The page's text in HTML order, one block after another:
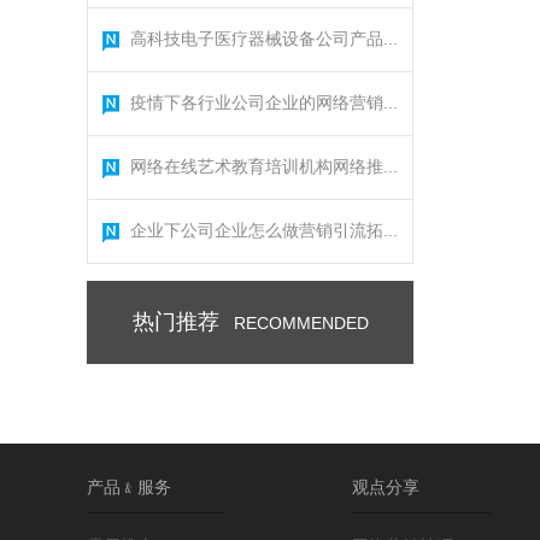
高科技电子医疗器械设备公司产品...
疫情下各行业公司企业的网络营销...
网络在线艺术教育培训机构网络推...
企业下公司企业怎么做营销引流拓...
热门推荐 RECOMMENDED
产品﹠服务 观点分享